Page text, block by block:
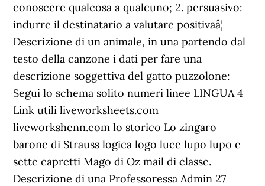
conoscere qualcosa a qualcuno; 2. persuasivo:
indurre il destinatario a valutare positivaâ¦
Descrizione di un animale, in una partendo dal
testo della canzone i dati per fare una
descrizione soggettiva del gatto puzzolone:
Segui lo schema solito numeri linee LINGUA 4
Link utili liveworksheets.com
liveworkshenn.com lo storico Lo zingaro
barone di Strauss logica logo luce lupo lupo e
sette capretti Mago di Oz mail di classe.
Descrizione di una Professoressa Admin 27